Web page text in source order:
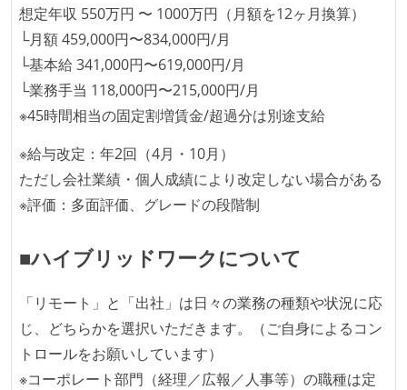
想定年収 550万円 〜 1000万円（月額を12ヶ月換算）
└月額 459,000円〜834,000円/月
└基本給 341,000円〜619,000円/月
└業務手当 118,000円〜215,000円/月
※45時間相当の固定割増賃金/超過分は別途支給
※給与改定：年2回（4月・10月）
ただし会社業績・個人成績により改定しない場合がある
※評価：多面評価、グレードの段階制
■ハイブリッドワークについて
「リモート」と「出社」は日々の業務の種類や状況に応
じ、どちらかを選択いただきます。（ご自身によるコン
トロールをお願いしています）
※コーポレート部門（経理／広報／人事等）の職種は定